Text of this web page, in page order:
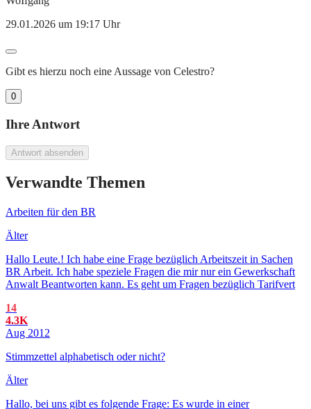
29.01.2026 um 19:17 Uhr
Gibt es hierzu noch eine Aussage von Celestro?
0
Ihre Antwort
Antwort absenden
Verwandte Themen
Arbeiten für den BR
Älter
Hallo Leute.! Ich habe eine Frage bezüglich Arbeitszeit in Sachen
BR Arbeit. Ich habe speziele Fragen die mir nur ein Gewerkschaft
Anwalt Beantworten kann. Es geht um Fragen bezüglich Tarifvert
14
4.3K
Aug 2012
Stimmzettel alphabetisch oder nicht?
Älter
Hallo, bei uns gibt es folgende Frage: Es wurde in einer